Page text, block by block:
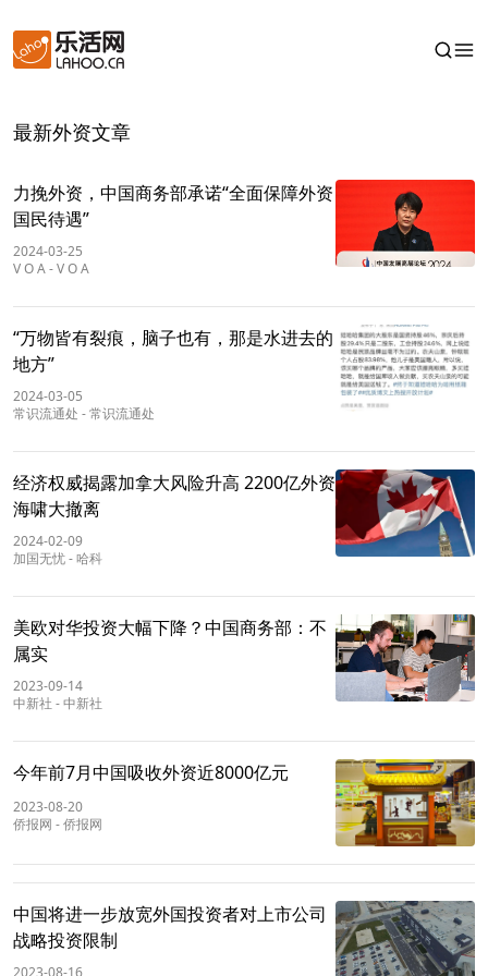
最新外资文章
力挽外资，中国商务部承诺“全面保障外资
国民待遇”
2024-03-25
V O A-V O A
“万物皆有裂痕，脑子也有，那是水进去的
地方”
2024-03-05
常识流通处 -常识流通处
经济权威揭露加拿大风险升高 2200亿外资
海啸大撤离
2024-02-09
加国无忧-哈科
美欧对华投资大幅下降？中国商务部：不
属实
2023-09-14
中新社 -中新社
今年前7月中国吸收外资近8000亿元
2023-08-20
侨报网 -侨报网
中国将进一步放宽外国投资者对上市公司
战略投资限制
2023-08-16